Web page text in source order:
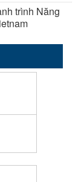
trình Năng